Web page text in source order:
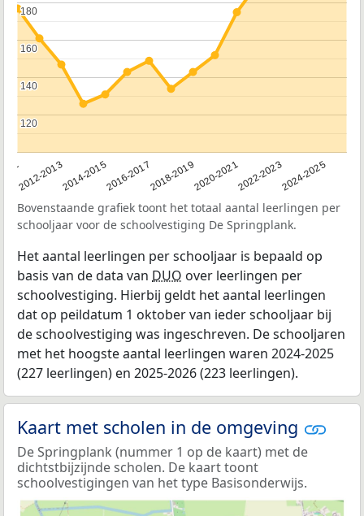
2012-20132014-20152016-20172018-20192020-20212022-20232024-2025
120
120
140
140
160
160
180
180
Bovenstaande grafiek toont het totaal aantal leerlingen per
schooljaar voor de schoolvestiging De Springplank.
Het aantal leerlingen per schooljaar is bepaald op
basis van de data van DUO over leerlingen per
schoolvestiging. Hierbij geldt het aantal leerlingen
dat op peildatum 1 oktober van ieder schooljaar bij
de schoolvestiging was ingeschreven. De schooljaren
met het hoogste aantal leerlingen waren 2024-2025
(227 leerlingen) en 2025-2026 (223 leerlingen).
Kaart met scholen in de omgeving
De Springplank (nummer 1 op de kaart) met de
dichtstbijzijnde scholen. De kaart toont
schoolvestigingen van het type Basisonderwijs.